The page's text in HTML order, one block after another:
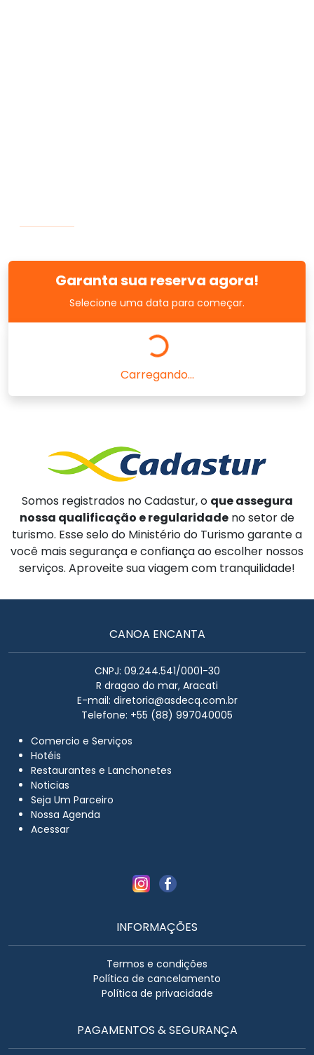
Garanta sua reserva agora!
Selecione uma data para começar.
Carregando...
Somos registrados no Cadastur, o que assegura
nossa qualificação e regularidade no setor de
turismo. Esse selo do Ministério do Turismo garante a
você mais segurança e confiança ao escolher nossos
serviços. Aproveite sua viagem com tranquilidade!
CANOA ENCANTA
CNPJ: 09.244.541/0001-30
R dragao do mar, Aracati
E-mail: diretoria@asdecq.com.br
Telefone: +55 (88) 997040005
Comercio e Serviços
Hotéis
Restaurantes e Lanchonetes
Noticias
Seja Um Parceiro
Nossa Agenda
Acessar
INFORMAÇÕES
Termos e condições
Política de cancelamento
Política de privacidade
PAGAMENTOS & SEGURANÇA